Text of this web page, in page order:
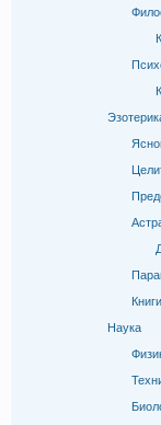
Книги
Наука